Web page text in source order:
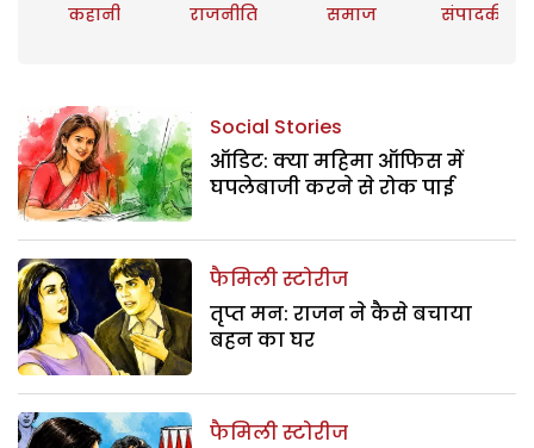
कहानी राजनीति समाज संपादकीय
Social Stories
ऑडिट: क्या महिमा ऑफिस में
घपलेबाजी करने से रोक पाई
फैमिली स्टोरीज
तृप्त मन: राजन ने कैसे बचाया
बहन का घर
फैमिली स्टोरीज